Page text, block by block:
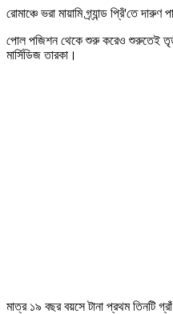
রোমাঞ্চে ভরা মায়ামি গ্র্যান্ড প্রিঁ'তে
পোল পজিশন থেকে শুরু করেও শুরুতেই তৃতীয়
মার্সিডিজ তারকা।
মাত্র ১৯ বছর বয়সে টানা প্রথম তিনটি